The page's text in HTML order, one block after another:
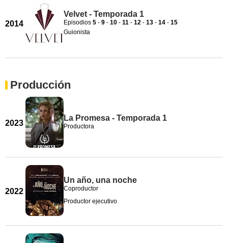
2014
Velvet - Temporada 1
Episodios 5 - 9 - 10 - 11 - 12 - 13 - 14 - 15
Guionista
Producción
2023
La Promesa - Temporada 1
Productora
2022
Un año, una noche
Coproductor
Productor ejecutivo